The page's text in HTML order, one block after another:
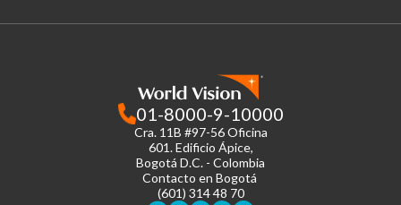
01-8000-9-10000
Cra. 11B #97-56 Oficina
601.Edificio Ápice,
Bogotá D.C. - Colombia
Contacto en Bogotá
(601) 314 48 70